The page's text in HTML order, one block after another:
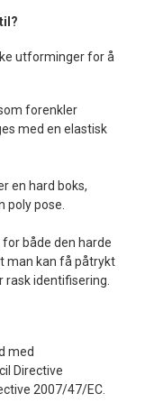
utforminger for å
forenkler
med en elastisk
en hard boks,
poly pose.
både den harde
man kan få påtrykt
identifisering.
med
Directive
2007/47/EC.